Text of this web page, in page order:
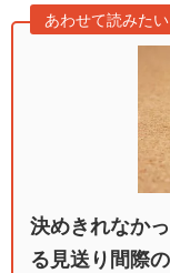
あわせて読みたい
決めきれなか
る見送り間際